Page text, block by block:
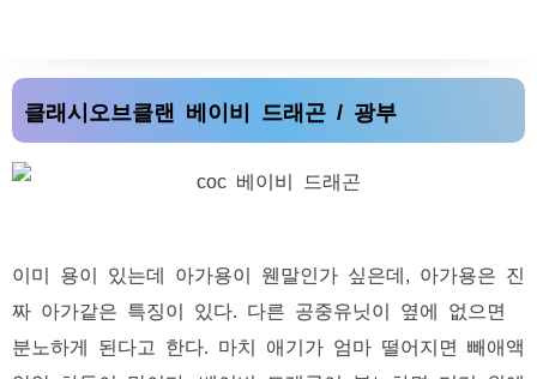
클래시오브클랜 베이비 드래곤 / 광부
이미 용이 있는데 아가용이 웬말인가 싶은데, 아가용은 진
짜 아가같은 특징이 있다. 다른 공중유닛이 옆에 없으면
분노하게 된다고 한다. 마치 애기가 엄마 떨어지면 빼애액